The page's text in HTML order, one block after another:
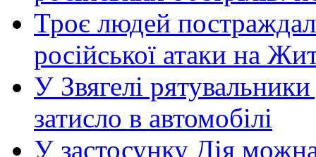
Троє людей
російської атаки на
У Звягелі
затисло в автомобілі
У застосунку Дія